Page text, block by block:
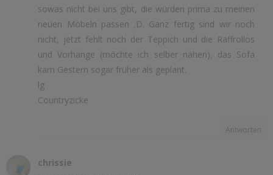
sowas nicht bei uns gibt, die würden prima zu meinen
neuen Möbeln passen ;D. Ganz fertig sind wir noch
nicht, jetzt fehlt noch der Teppich und die Raffrollos
und Vorhänge (möchte ich selber nähen), das Sofa
kam Gestern sogar früher als geplant.
lg
Countryzicke
Antworten
chrissie